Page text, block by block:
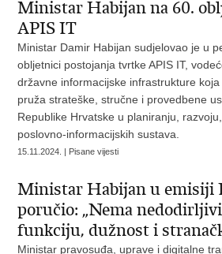
Ministar Habijan na 60.
APIS IT
Ministar Damir Habijan sudjelovao je u
obljetnici postojanja tvrtke APIS IT,
državne informacijske infrastrukture
pruža strateške, stručne i provedbene
Republike Hrvatske u planiranju,
poslovno-informacijskih sustava.
15.11.2024. | Pisane vijesti
Ministar Habijan u emisiji
poručio: „Nema
funkciju, dužnost i
Ministar pravosuđa, uprave i digitalne